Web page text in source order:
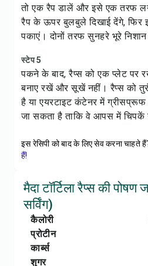
तो एक रैप डालें और इसे एक तरफ
रैप के ऊपर बुलबुले दिखाई देंगे,
पकाएं। दोनों तरफ सुनहरे भूरे निशान
स्टेप 5
पकने के बाद, रैप्स को एक प्लेट पर
बनाए रखें और सूखें नहीं। रैप्स को
है या एयरटाइट कंटेनर में
जा सकता है ताकि वे आपस में चिपकें
इस रेसिपी को बाद के लिए सेव करना चाहते
हैं!
मैदा टॉर्टिला रैप्स की पोषण
सर्विंग)
कैलोरी
प्रोटीन
कार्ब्स
शुगर